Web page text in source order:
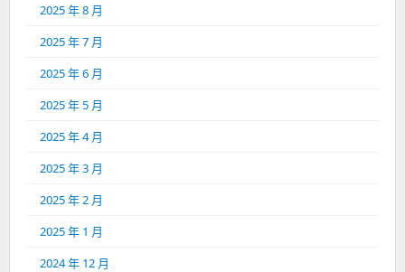
2025 年 8 月
2025 年 7 月
2025 年 6 月
2025 年 5 月
2025 年 4 月
2025 年 3 月
2025 年 2 月
2025 年 1 月
2024 年 12 月